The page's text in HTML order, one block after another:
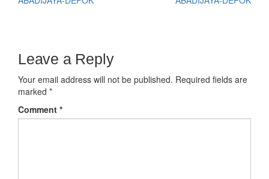
Leave a Reply
Your email address will not be published. Required fields are
marked *
Comment *